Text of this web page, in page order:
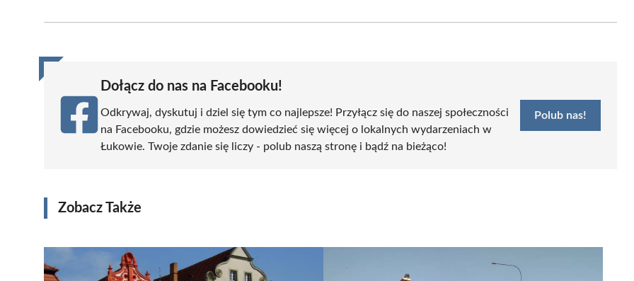
(Twitter)
Dołącz do nas na Facebooku!
Odkrywaj, dyskutuj i dziel się tym co najlepsze! Przyłącz się do naszej społeczności
na Facebooku, gdzie możesz dowiedzieć się więcej o lokalnych wydarzeniach w
Łukowie. Twoje zdanie się liczy - polub naszą stronę i bądź na bieżąco!
Polub nas!
Zobacz Także